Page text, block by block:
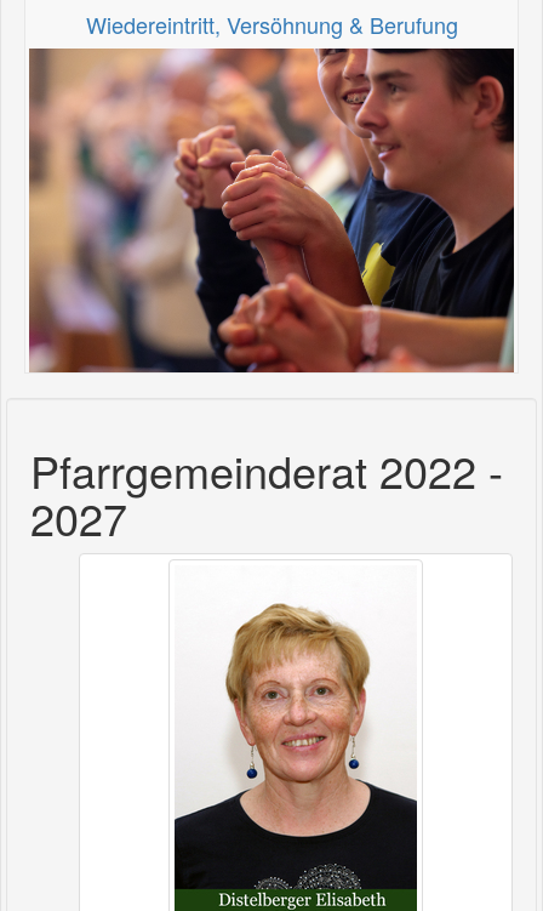
Wiedereintritt, Versöhnung & Berufung
Pfarrgemeinderat 2022 -
2027